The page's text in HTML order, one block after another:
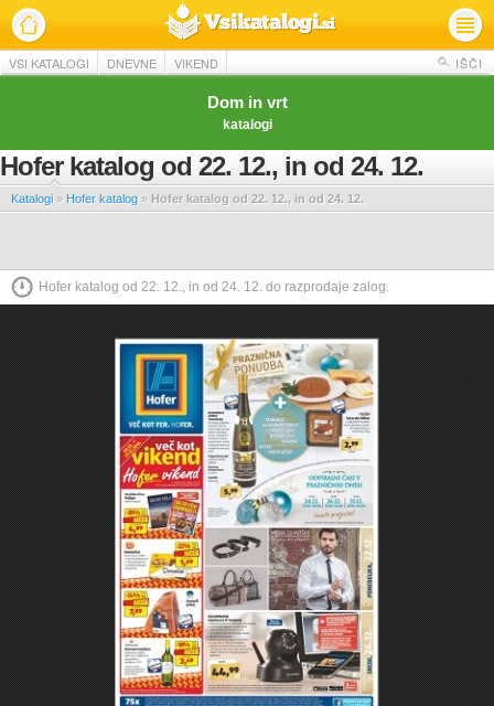
VSI KATALOGI DNEVNE VIKEND IŠČI
Dom in vrt
katalogi
Hofer katalog od 22. 12., in od 24. 12.
Katalogi » Hofer katalog » Hofer katalog od 22. 12., in od 24. 12.
Hofer katalog od 22. 12., in od 24. 12. do razprodaje zalog.